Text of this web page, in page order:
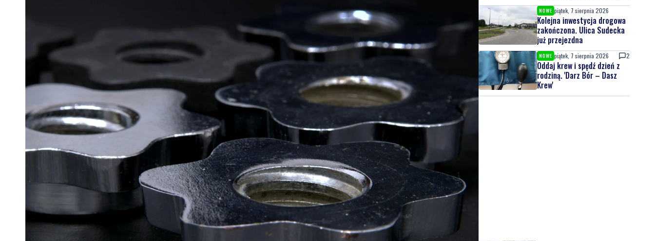
NOWE piątek, 7 sierpnia 2026
Kolejna inwestycja drogowa
zakończona. Ulica Sudecka
już przejezdna
NOWE piątek, 7 sierpnia 2026 2
Oddaj krew i spędź dzień z
rodziną. 'Darz Bór – Dasz
Krew'